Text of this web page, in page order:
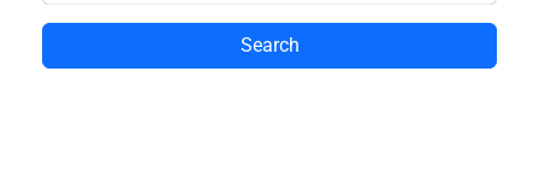
Search